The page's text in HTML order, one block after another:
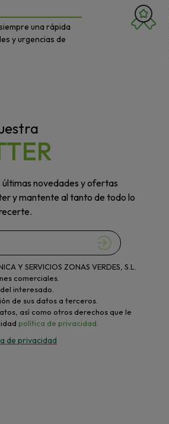
una rápida
y urgencias de
novedades y ofertas
y mantente al tanto de todo lo
Y SERVICIOS ZONAS VERDES, S.L.
comerciales.
interesado.
de sus datos a terceros.
así como otros derechos que le
política de privacidad.
de privacidad